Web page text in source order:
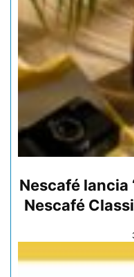
Nescafé lancia
Nescafé